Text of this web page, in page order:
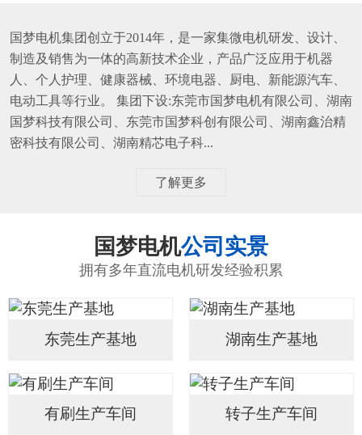
国梦电机集团创立于2014年，是一家集微电机研发、设计、
制造及销售为一体的高新技术企业，产品广泛应用于机器
人、个人护理、健康器械、环境电器、厨电、新能源汽车、
电动工具等行业。 集团下设:东莞市国梦电机有限公司、湖南
国梦科技有限公司、东莞市国梦科创有限公司、湖南鑫治精
密科技有限公司、湖南精芯电子科...
了解更多
国梦电机公司实景
拥有多年直流电机研发经验积累
东莞生产基地 湖南生产基地
有刷生产车间 转子生产车间